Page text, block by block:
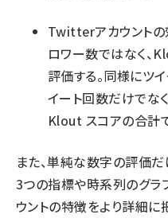
Twitterアカウントの
ロワー数ではなく、
評価する。同様にツ
イート回数だけでな
Klout スコアの合計
また、単純な数字の評価
3つの指標や時系列のグラ
ウントの特徴をより詳細に